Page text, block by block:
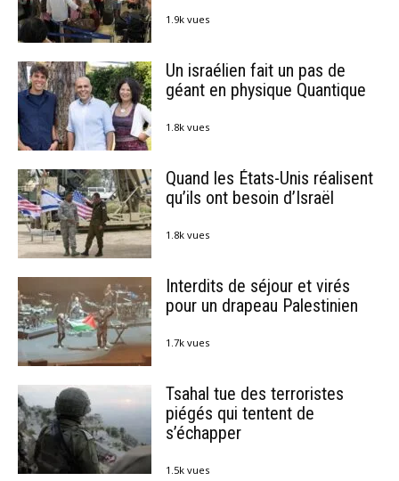
1.9k vues
Un israélien fait un pas de
géant en physique Quantique
1.8k vues
Quand les États-Unis réalisent
qu’ils ont besoin d’Israël
1.8k vues
Interdits de séjour et virés
pour un drapeau Palestinien
1.7k vues
Tsahal tue des terroristes
piégés qui tentent de
s’échapper
1.5k vues